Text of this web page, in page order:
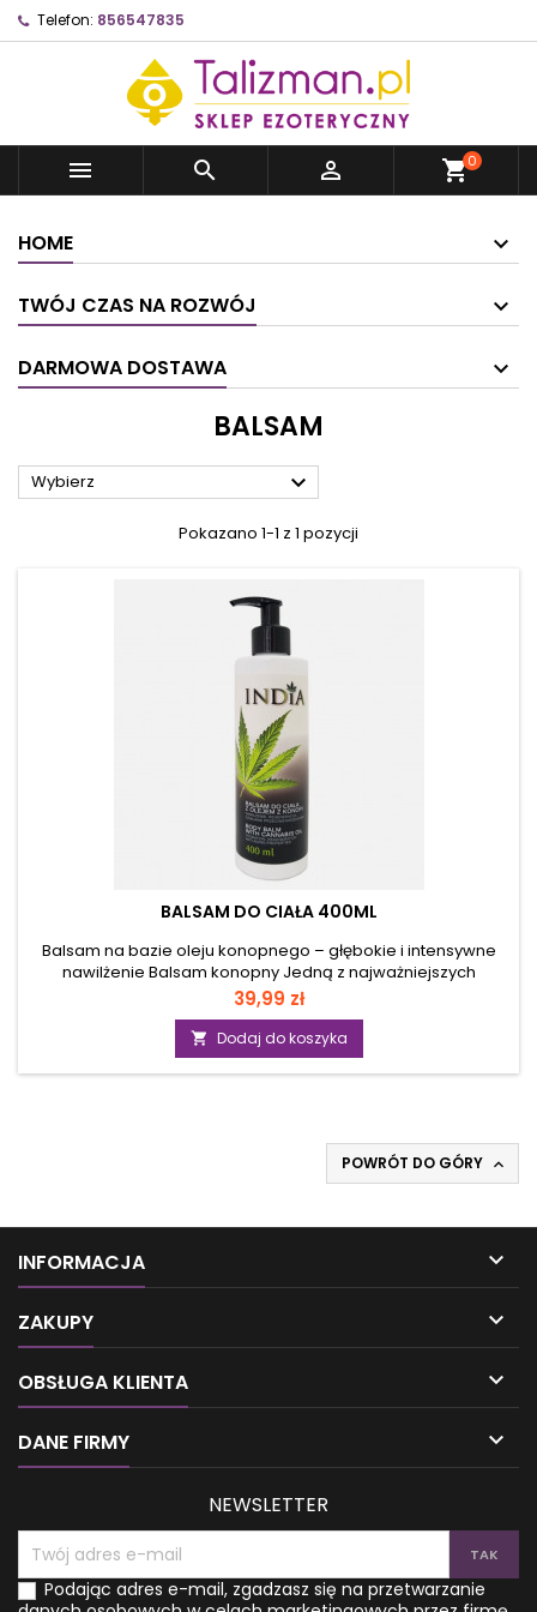
Telefon: 856547835
   shopping_cart0
HOME
TWÓJ CZAS NA ROZWÓJ
DARMOWA DOSTAWA
BALSAM
Wybierz 
Pokazano 1-1 z 1 pozycji
BALSAM DO CIAŁA 400ML
Balsam na bazie oleju konopnego – głębokie i intensywne
nawilżenie Balsam konopny Jedną z najważniejszych
właściwości oleju konopnego jest głębokie i intensywne
nawilżenie. Zawarty w balsamie do ciała INDIA olej konopny
sprawia, że produkt nadaje się do codziennej pielęgnacji
każdego typu skóry, a w szczególności suchej. Balsam z
olejem konopnym na suchą skórę Olej konopny wzbogaca
Cena
39,99 zł
 Dodaj do koszyka
POWRÓT DO GÓRY 
INFORMACJA 
ZAKUPY 
OBSŁUGA KLIENTA 
DANE FIRMY 
NEWSLETTER
Podając adres e-mail, zgadzasz się na przetwarzanie